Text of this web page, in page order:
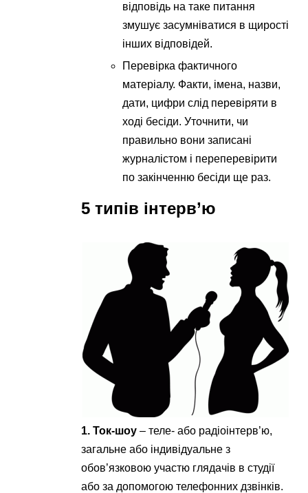
відповідь на таке питання
змушує засумніватися в щирості
інших відповідей.
Перевірка фактичного
матеріалу. Факти, імена, назви,
дати, цифри слід перевіряти в
ході бесіди. Уточнити, чи
правильно вони записані
журналістом і переперевірити
по закінченню бесіди ще раз.
5 типів інтерв’ю
1. Ток-шоу – теле- або радіоінтерв’ю,
загальне або індивідуальне з
обов’язковою участю глядачів в студії
або за допомогою телефонних дзвінків.